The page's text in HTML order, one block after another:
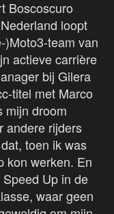
Boscoscuro
loopt
)Moto3-team van
actieve carrière
bij Gilera
titel met Marco
mijn droom
andere rijders
toen ik was
kon werken. En
Up in de
waar geen